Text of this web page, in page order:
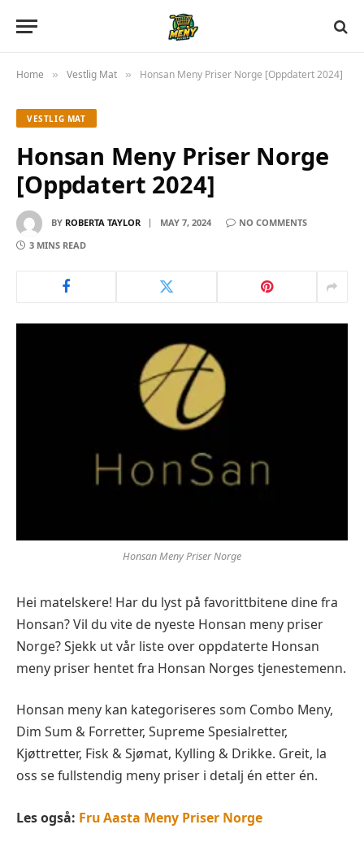
Home » Vestlig Mat » Honsan Meny Priser Norge [Oppdatert 2024]
VESTLIG MAT
Honsan Meny Priser Norge
[Oppdatert 2024]
BY ROBERTA TAYLOR MAY 7, 2024
NO COMMENTS
3 MINS READ
Honsan Meny Priser Norge
Hei matelskere! Har du lyst på favorittbitene dine fra
Honsan? Vil du vite de nyeste Honsan meny priser
Norge? Sjekk ut vår liste over oppdaterte Honsan
meny priser hentet fra Honsan Norges tjenestemenn.
Honsan meny kan kategoriseres som Combo Meny,
Dim Sum & Forretter, Supreme Spesialretter,
Kjøttretter, Fisk & Sjømat, Kylling & Drikke. Greit, la
oss se fullstendig meny priser i detalj én etter én.
Les også: Fru Aasta Meny Priser Norge